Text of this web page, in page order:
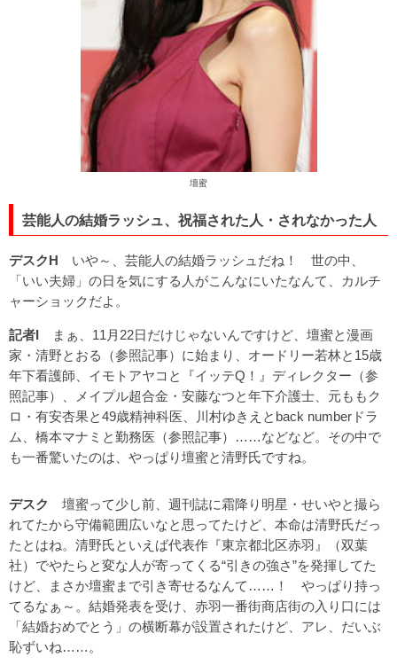
壇蜜
芸能人の結婚ラッシュ、祝福された人・されなかった人
デスクH いや～、芸能人の結婚ラッシュだね！ 世の中、
「いい夫婦」の日を気にする人がこんなにいたなんて、カルチ
ャーショックだよ。
記者I まぁ、11月22日だけじゃないんですけど、壇蜜と漫画
家・清野とおる（参照記事）に始まり、オードリー若林と15歳
年下看護師、イモトアヤコと『イッテQ！』ディレクター（参
照記事）、メイプル超合金・安藤なつと年下介護士、元ももク
ロ・有安杏果と49歳精神科医、川村ゆきえとback numberドラ
ム、橋本マナミと勤務医（参照記事）……などなど。その中で
も一番驚いたのは、やっぱり壇蜜と清野氏ですね。
デスク
壇蜜って少し前、週刊誌に霜降り明星・せいやと撮ら
れてたから守備範囲広いなと思ってたけど、本命は清野氏だっ
たとはね。清野氏といえば代表作『東京都北区赤羽』（双葉
社）でやたらと変な人が寄ってくる“引きの強さ”を発揮してた
けど、まさか壇蜜まで引き寄せるなんて……！ やっぱり持っ
てるなぁ～。結婚発表を受け、赤羽一番街商店街の入り口には
「結婚おめでとう」の横断幕が設置されたけど、アレ、だいぶ
恥ずいね……。